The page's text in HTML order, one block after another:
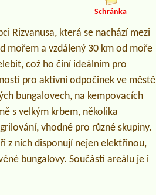
Schránka
Rizvanusa, která se nachází mezi
mořem a vzdálený 30 km od moře
což ho činí ideálním pro
pro aktivní odpočinek ve městě
bungalovech, na kempovacích
s velkým krbem, několika
vhodné pro různé skupiny.
z nich disponují nejen elektřinou,
bungalovy. Součástí areálu je i